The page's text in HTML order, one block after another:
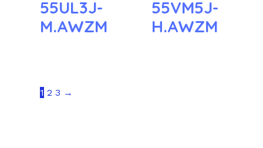
55UL3J-
M.AWZM
55VM5J-
H.AWZM
1 2 3 →